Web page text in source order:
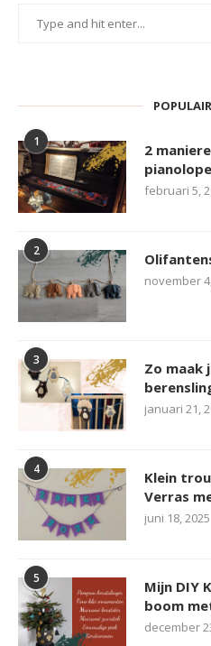
1
2
februari 5,
2
november
3
Zo maak
januari 21,
4
Klein
Verras
juni 18, 2025
5
Mijn DIY
boom
december